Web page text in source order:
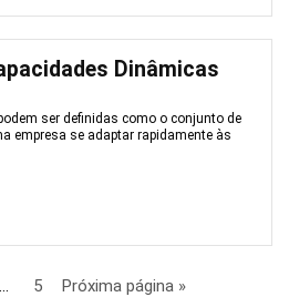
Dinâmicas
ser definidas como o conjunto de
empresa se adaptar rapidamente às
5 Próxima página »